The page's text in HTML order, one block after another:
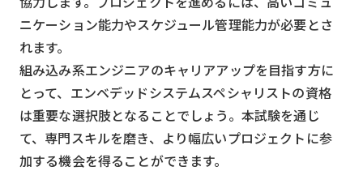
ニケーション能力やスケジュール管理能力が必要とさ
れます。
組み込み系エンジニアのキャリアアップを目指す方に
とって、エンベデッドシステムスペシャリストの資格
は重要な選択肢となることでしょう。本試験を通じ
て、専門スキルを磨き、より幅広いプロジェクトに参
加する機会を得ることができます。